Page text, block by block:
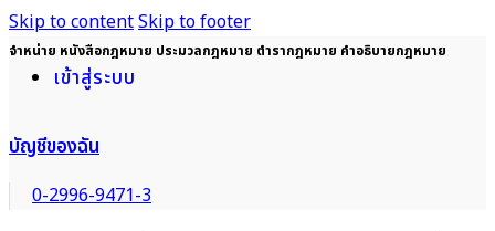
Skip to contentSkip to footer
จำหน่าย หนังสือกฎหมาย ประมวลกฎหมาย ตำรากฎหมาย คำอธิบายกฎหมาย
เข้าสู่ระบบ
บัญชีของฉัน
0-2996-9471-3